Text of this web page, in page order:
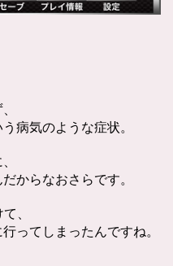
病気のような症状。
からなおさらです。
、
ってしまったんですね。